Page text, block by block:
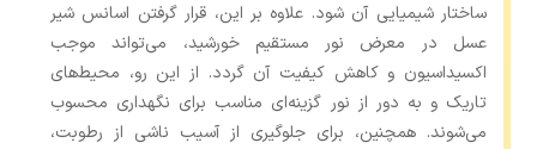
ساختار شیمیایی آن شود. علاوه بر این، قرار گرفتن اسانس شیر
عسل در معرض نور مستقیم خورشید، می‌تواند موجب
اکسیداسیون و کاهش کیفیت آن گردد. از این رو، محیط‌های
تاریک و به دور از نور گزینه‌ای مناسب برای نگهداری محسوب
می‌شوند. همچنین، برای جلوگیری از آسیب ناشی از رطوبت،